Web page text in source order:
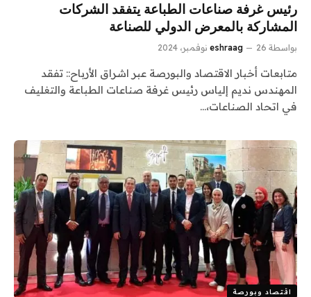
رئيس غرفة صناعات الطباعة يتفقد الشركات
المشاركة بالمعرض الدولي للصناعة
بواسطة eshraag 26 نوفمبر، 2024
متابعات أخبار الاقتصاد والبورصة عبر اشراق الأرباح:: تفقد
المهندس نديم إلياس رئيس غرفة صناعات الطباعة والتغليف
في اتحاد الصناعات،…
اقتصاد وبورصة